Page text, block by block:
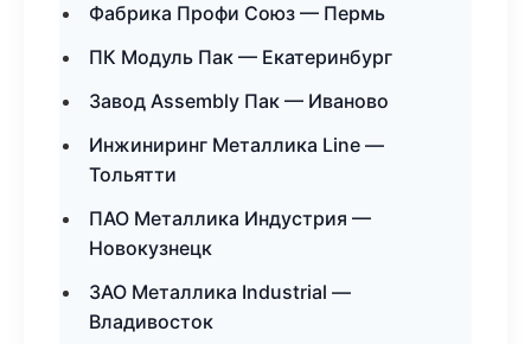
Фабрика Профи Союз — Пермь
ПК Модуль Пак — Екатеринбург
Завод Assembly Пак — Иваново
Инжиниринг Металлика Line —
Тольятти
ПАО Металлика Индустрия —
Новокузнецк
ЗАО Металлика Industrial —
Владивосток